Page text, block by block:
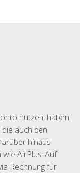
nutzen, haben
auch den
hinaus
AirPlus. Auf
Rechnung für